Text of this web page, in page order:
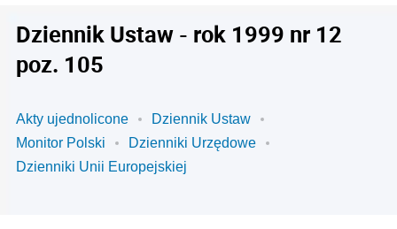
Dziennik Ustaw - rok 1999 nr 12
poz. 105
Akty ujednolicone
Dziennik Ustaw
Monitor Polski
Dzienniki Urzędowe
Dzienniki Unii Europejskiej